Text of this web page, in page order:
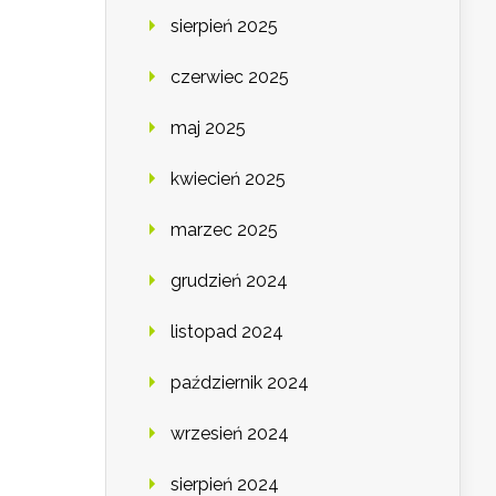
sierpień 2025
czerwiec 2025
maj 2025
kwiecień 2025
marzec 2025
grudzień 2024
listopad 2024
październik 2024
wrzesień 2024
sierpień 2024